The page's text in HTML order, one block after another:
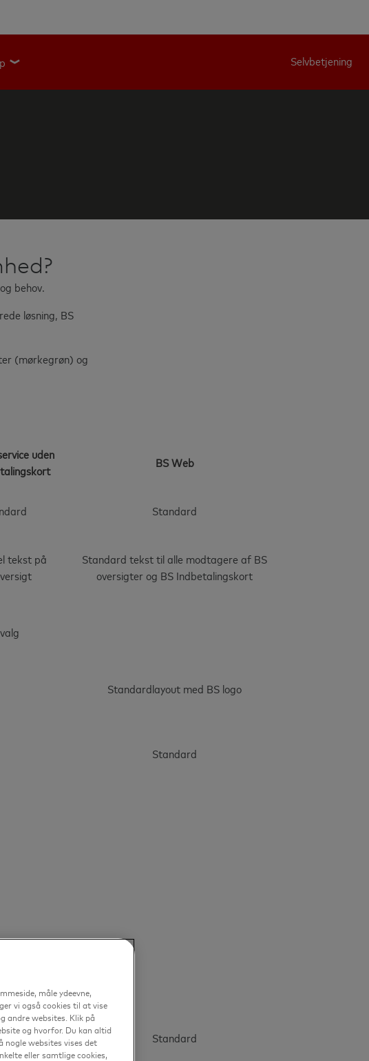
Selvbetjening
behov.
løsning, BS
(mørkegrøn) og
uden
BS Web
Standard
tekst på
Standard tekst til alle modtagere af BS
oversigter og BS Indbetalingskort
Standardlayout med BS logo
Standard
Standard
måle ydeevne,
vi også cookies til at vise
andre websites. Klik på
og hvorfor. Du kan altid
websites vises det
eller samtlige cookies,